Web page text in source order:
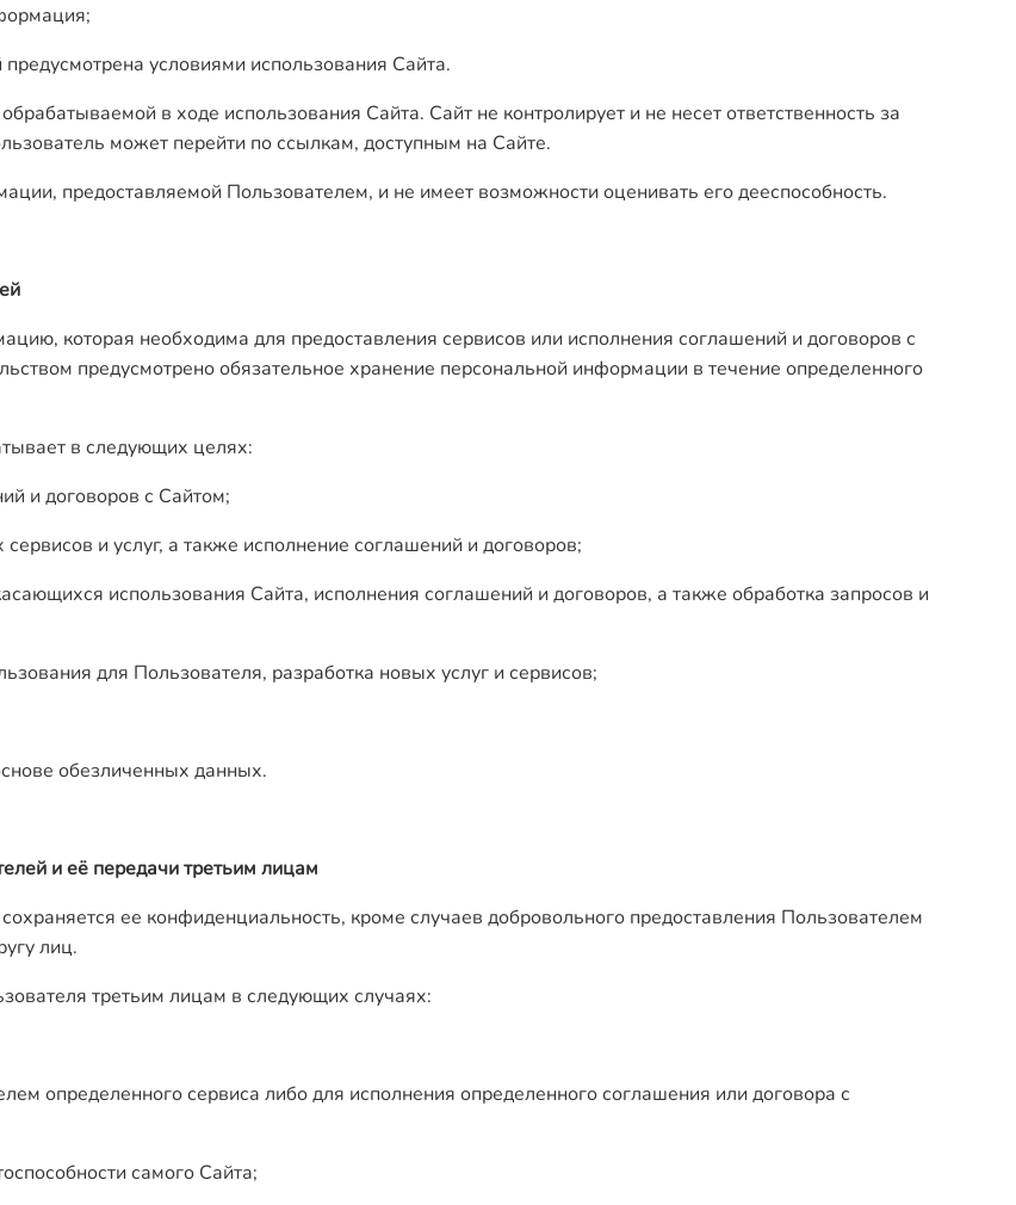
условиями использования Сайта.
в ходе использования Сайта. Сайт не контролирует и не несет ответственность за
может перейти по ссылкам, доступным на Сайте.
предоставляемой Пользователем, и не имеет возможности оценивать его дееспособность.
которая необходима для предоставления сервисов или исполнения соглашений и договоров с
предусмотрено обязательное хранение персональной информации в течение определенного
в следующих целях:
и договоров с Сайтом;
и услуг, а также исполнение соглашений и договоров;
использования Сайта, исполнения соглашений и договоров, а также обработка запросов и
для Пользователя, разработка новых услуг и сервисов;
обезличенных данных.
и её передачи третьим лицам
ее конфиденциальность, кроме случаев добровольного предоставления Пользователем
лиц.
третьим лицам в следующих случаях:
определенного сервиса либо для исполнения определенного соглашения или договора с
самого Сайта;